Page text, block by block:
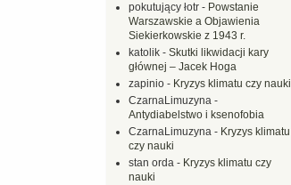
pokutujący łotr - Powstanie
Warszawskie a Objawienia
Siekierkowskie z 1943 r.
katolik - Skutki likwidacji kary
głównej – Jacek Hoga
zapinio - Kryzys klimatu czy nauki
CzarnaLimuzyna -
Antydiabelstwo i ksenofobia
CzarnaLimuzyna - Kryzys klimatu
czy nauki
stan orda - Kryzys klimatu czy
nauki